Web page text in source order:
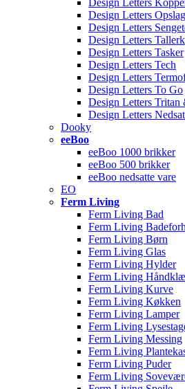
Design Letters
Design Letters
Design Letters
Design Letters
Design Letters Tasker
Design Letters Tech
Design Letters
Design Letters To Go
Design Letters Tritan
Design Letters
Dooky
eeBoo
eeBoo 1000 brikker
eeBoo 500 brikker
eeBoo nedsatte vare
EO
Ferm Living
Ferm Living Bad
Ferm Living
Ferm Living Børn
Ferm Living Glas
Ferm Living Hylder
Ferm Living
Ferm Living Kurve
Ferm Living Køkken
Ferm Living Lamper
Ferm Living
Ferm Living Messing
Ferm Living
Ferm Living Puder
Ferm Living